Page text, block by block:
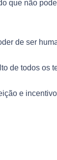
que não
de ser
de todos os
e